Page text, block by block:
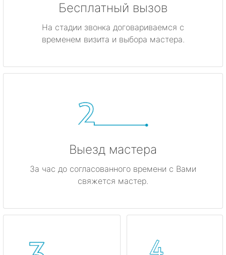
Бесплатный вызов
На стадии звонка договариваемся с
временем визита и выбора мастера.
Выезд мастера
За час до согласованного времени с Вами
свяжется мастер.